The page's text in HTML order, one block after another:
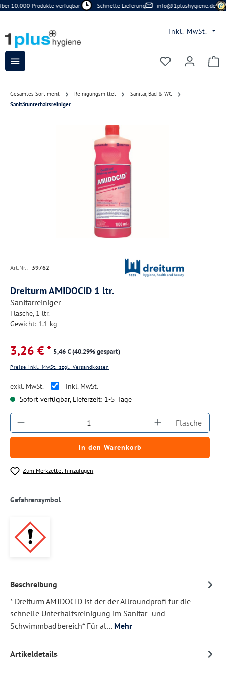
Zum Hauptinhalt springen
10.000 Produkte verfügbar Schnelle Lieferung info@1plushygiene.de
inkl. MwSt.
Du hast 0
Gesamtes Sortiment Reinigungsmittel
Sanitär, Bad & WC
Sanitärunterhaltsreiniger
Art.Nr.: 39762
Dreiturm AMIDOCID 1 ltr.
Sanitärreiniger
Flasche, 1 ltr.
Gewicht: 1.1 kg
3,26 € * 5,46 €(40.29% gespart)
Preise inkl. MwSt. zzgl. Versandkosten
exkl. MwSt.
inkl. MwSt.
Sofort verfügbar, Lieferzeit: 1-5 Tage
Produkt Anzahl: Gib den gewünschten
Flasche
In den Warenkorb
Zum Merkzettel hinzufügen
Gefahrensymbol
Beschreibung
* Dreiturm AMIDOCID ist der der Allroundprofi für die
schnelle Unterhaltsreinigung im Sanitär- und
Schwimmbadbereich* Für al… Mehr
Artikeldetails